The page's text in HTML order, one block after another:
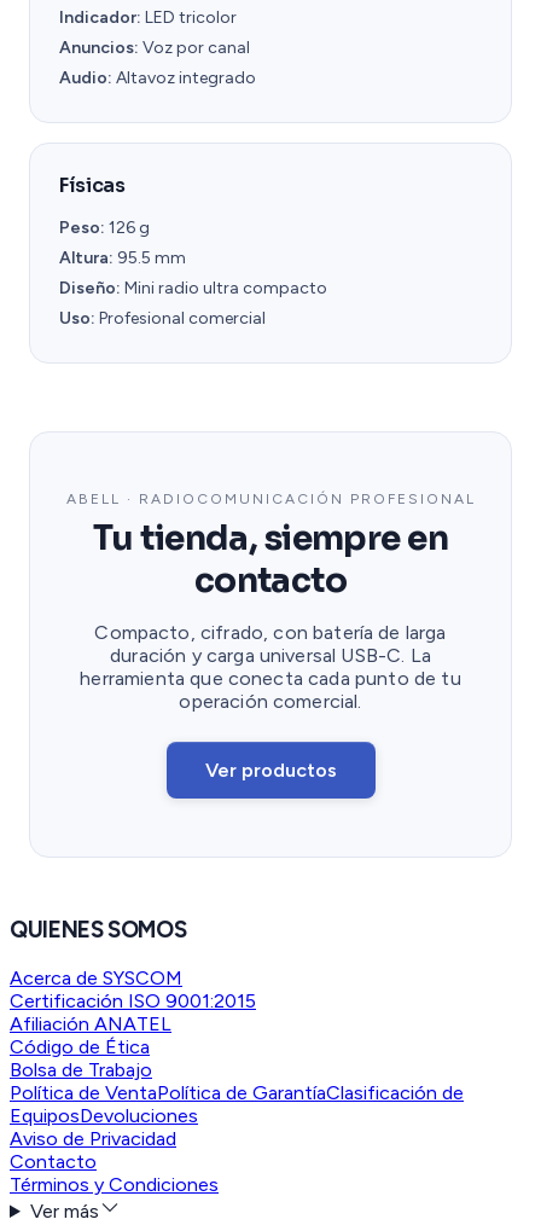
Indicador: LED tricolor
Anuncios: Voz por canal
Audio: Altavoz integrado
Físicas
Peso: 126 g
Altura: 95.5 mm
Diseño: Mini radio ultra compacto
Uso: Profesional comercial
ABELL · RADIOCOMUNICACIÓN PROFESIONAL
Tu tienda, siempre en
contacto
Compacto, cifrado, con batería de larga
duración y carga universal USB-C. La
herramienta que conecta cada punto de tu
operación comercial.
Ver productos
QUIENES SOMOS
Acerca de SYSCOM
Certificación ISO 9001:2015
Afiliación ANATEL
Código de Ética
Bolsa de Trabajo
Política de VentaPolítica de GarantíaClasificación de
EquiposDevoluciones
Aviso de Privacidad
Contacto
Términos y Condiciones
Ver más